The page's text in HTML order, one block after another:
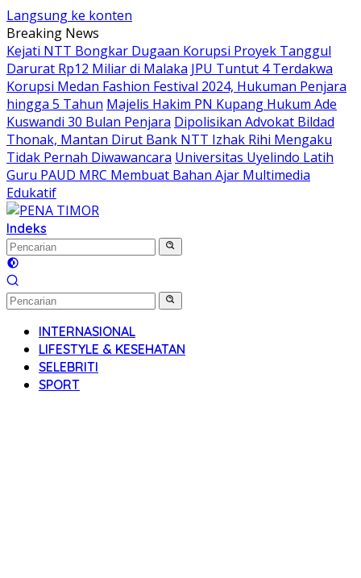
Langsung ke konten
Breaking News
Kejati NTT Bongkar Dugaan Korupsi Proyek Tanggul
Darurat Rp12 Miliar di Malaka JPU Tuntut 4 Terdakwa
Korupsi Medan Fashion Festival 2024, Hukuman Penjara
hingga 5 Tahun Majelis Hakim PN Kupang Hukum Ade
Kuswandi 30 Bulan Penjara Dipolisikan Advokat Bildad
Thonak, Mantan Dirut Bank NTT Izhak Rihi Mengaku
Tidak Pernah Diwawancara Universitas Uyelindo Latih
Guru PAUD MRC Membuat Bahan Ajar Multimedia
Edukatif
Indeks
INTERNASIONAL
LIFESTYLE & KESEHATAN
SELEBRITI
SPORT